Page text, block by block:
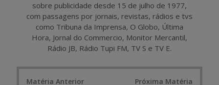
sobre publicidade desde 15 de julho de 1977,
com passagens por jornais, revistas, rádios e tvs
como Tribuna da Imprensa, O Globo, Última
Hora, Jornal do Commercio, Monitor Mercantil,
Rádio JB, Rádio Tupi FM, TV S e TV E.
Matéria Anterior Próxima Matéria